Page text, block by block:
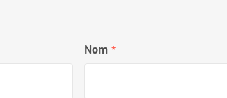
Nom